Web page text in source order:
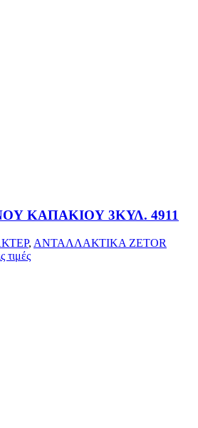
ΚΑΠΑΚΙΟΥ 3ΚΥΛ. 4911
, ΑΝΤΑΛΛΑΚΤΙΚΑ ZETOR
τιμές